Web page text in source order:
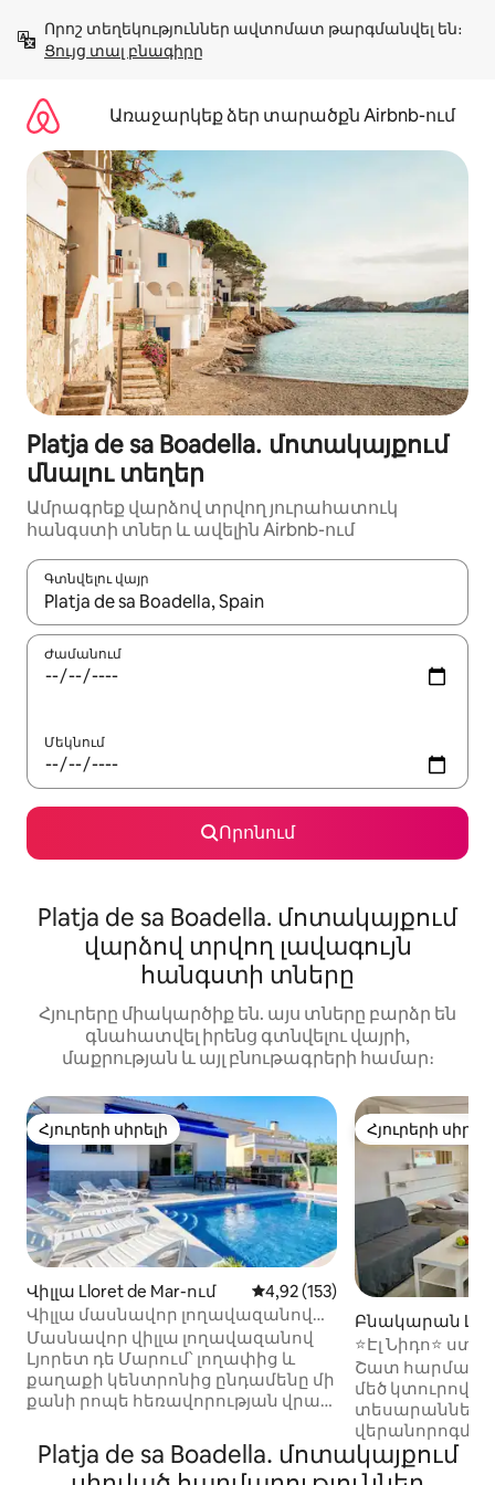
բովանդակությանը
Ցույց տալ բնագիրը
Առաջարկեք ձեր տարածքն Airbnb-ում
Platja de sa Boadella․ մոտակայքում
մնալու տեղեր
Ամրագրեք վարձով տրվող յուրահատուկ
հանգստի տներ և ավելին Airbnb-ում
Գտնվելու վայր
Երբ արդյունքները հասանելի լինեն, սլաքների
Ժամանում
Մեկնում
Որոնում
Platja de sa Boadella. մոտակայքում
վարձով տրվող լավագույն
հանգստի տները
Հյուրերը միակարծիք են. այս տները բարձր են
գնահատվել իրենց գտնվելու վայրի,
մաքրության և այլ բնութագրերի համար։
Հյուրերի սիրելի
Հյուրերի սիրելի
Վիլլա Lloret de Mar-ում Միջին վարկանիշը՝ 5-ից
4,92 (153)
Վիլլա մասնավոր լողավազանով
Լյորետ դե Մարում
Մասնավոր վիլլա լողավազանով
Լյորետ դե Մարում՝ լողափից և
քաղաքի կենտրոնից ընդամենը մի
քանի րոպե հեռավորության վրա։
խմբային ՝ մինչև 9 հոգու համար ։
Վայելեք ընդարձակ և
Հյուրերի
Հյուրերի
Բնակարան
-ում
⭐️Էլ Նիդո⭐️ ստուդիա ՝ լավագույն
տեռասով և
Շատ
մեծ կտուրով և
անհրաժեշտ
գտնվում է
Platja de sa Boadella․ մոտակայքում